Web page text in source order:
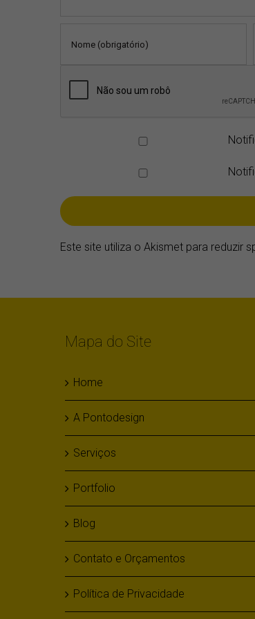
Este site utiliza o Akismet para reduzir
Mapa do Site
Home
A Pontodesign
Serviços
Portfolio
Blog
Contato e Orçamentos
Política de Privacidade